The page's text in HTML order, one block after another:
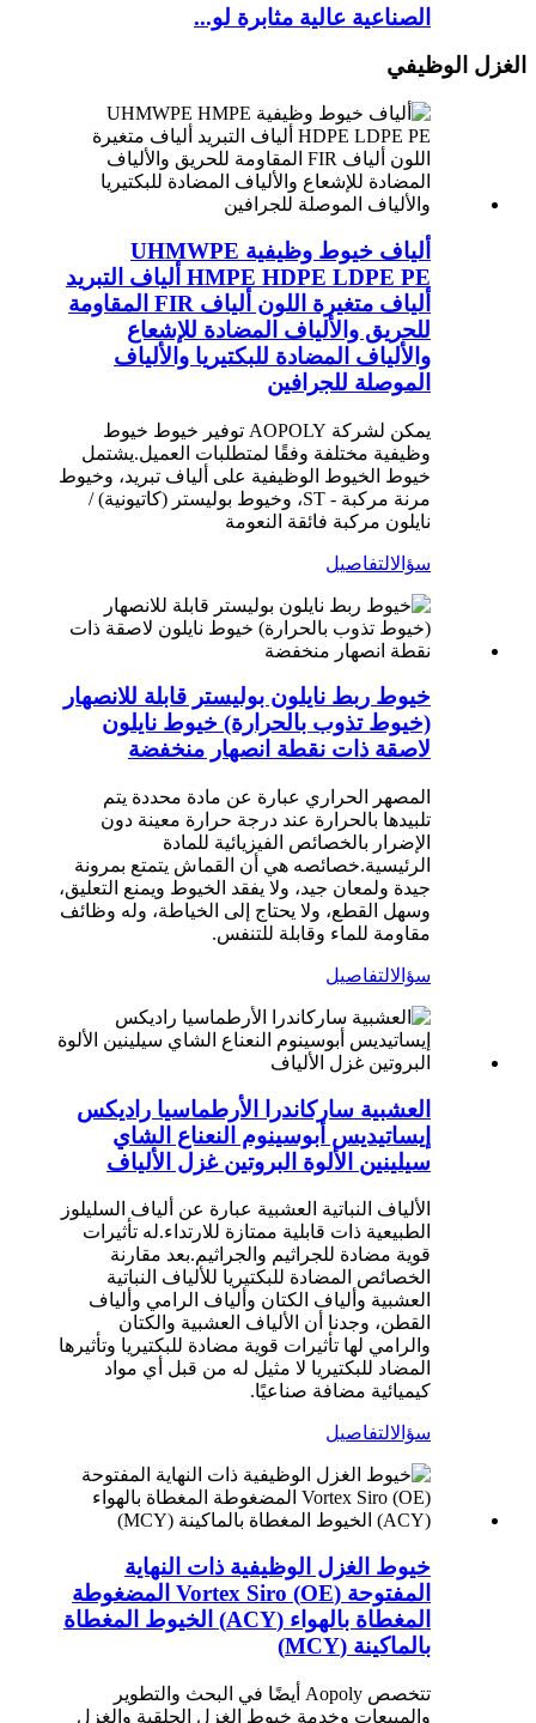
الصناعية عالية مثابرة لو...
الغزل الوظيفي
ألياف خيوط وظيفية UHMWPE
HMPE HDPE LDPE PE ألياف التبريد
ألياف متغيرة اللون ألياف FIR المقاومة
للحريق والألياف المضادة للإشعاع
والألياف المضادة للبكتيريا والألياف
الموصلة للجرافين
يمكن لشركة AOPOLY توفير خيوط خيوط
وظيفية مختلفة وفقًا لمتطلبات العميل.يشتمل
خيوط الخيوط الوظيفية على ألياف تبريد، وخيوط
مرنة مركبة - ST، وخيوط بوليستر (كاتيونية) /
نايلون مركبة فائقة النعومة
سؤالالتفاصيل
خيوط ربط نايلون بوليستر قابلة للانصهار
(خيوط تذوب بالحرارة) خيوط نايلون
لاصقة ذات نقطة انصهار منخفضة
المصهر الحراري عبارة عن مادة محددة يتم
تلبيدها بالحرارة عند درجة حرارة معينة دون
الإضرار بالخصائص الفيزيائية للمادة
الرئيسية.خصائصه هي أن القماش يتمتع بمرونة
جيدة ولمعان جيد، ولا يفقد الخيوط ويمنع التعليق،
وسهل القطع، ولا يحتاج إلى الخياطة، وله وظائف
مقاومة للماء وقابلة للتنفس.
سؤالالتفاصيل
العشبية ساركاندرا الأرطماسيا راديكس
إيساتيديس أبوسينوم النعناع الشاي
سيلينين الألوة البروتين غزل الألياف
الألياف النباتية العشبية عبارة عن ألياف السليلوز
الطبيعية ذات قابلية ممتازة للارتداء.له تأثيرات
قوية مضادة للجراثيم والجراثيم.بعد مقارنة
الخصائص المضادة للبكتيريا للألياف النباتية
العشبية وألياف الكتان وألياف الرامي وألياف
القطن، وجدنا أن الألياف العشبية والكتان
والرامي لها تأثيرات قوية مضادة للبكتيريا وتأثيرها
المضاد للبكتيريا لا مثيل له من قبل أي مواد
كيميائية مضافة صناعيًا.
سؤالالتفاصيل
خيوط الغزل الوظيفية ذات النهاية
المفتوحة (OE) Vortex Siro المضغوطة
المغطاة بالهواء (ACY) الخيوط المغطاة
بالماكينة (MCY)
تتخصص Aopoly أيضًا في البحث والتطوير
والمبيعات وخدمة خيوط الغزل الحلقية والغزل